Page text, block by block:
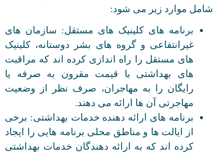
شامل موارد زیر می شود:
برنامه های کلینیک های مستقل: سازمان های
غیرانتفاعی و گروه های بشر دوستانه، کلینیک
های مستقل را راه اندازی کرده اند که مراقبت
های بهداشتی با قیمت مقرون به صرفه یا
رایگان را به مهاجران، صرف نظر از وضعیت
مهاجرتی آن ها ارائه می دهند.
برنامه های ارائه دهنده خدمات بهداشتی: برخی
از ایالت ها و مناطق محلی برنامه هایی را ایجاد
کرده اند که به ارائه دهندگان خدمات بهداشتی